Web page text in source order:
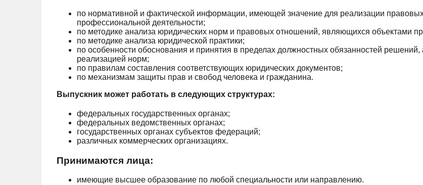
по нормативной и фактической информации, имеющей значение для реализации
профессиональной деятельности;
по методике анализа юридических норм и правовых отношений, являющихся объектами
по методике анализа юридической практики;
по особенности обоснования и принятия в пределах должностных обязанностей
реализацией норм;
по правилам составления соответствующих юридических документов;
по механизмам защиты прав и свобод человека и гражданина.
Выпускник может работать в следующих структурах:
федеральных государственных органах;
федеральных ведомственных органах;
государственных органах субъектов федераций;
различных коммерческих организациях.
Принимаются лица:
имеющие высшее образование по любой специальности или направлению.